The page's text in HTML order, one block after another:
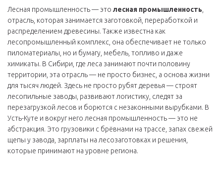
Лесная промышленность — это лесная промышленность
отрасль, которая занимается заготовкой, переработкой и
распределением древесины. Также известна как
лесопромышленный комплекс , она обеспечивает не только
пиломатериалы, но и бумагу, мебель, топливо и даже
химикаты. В Сибири, где леса занимают почти половину
территории, эта отрасль — не просто бизнес, а основа жизни
для тысяч людей. Здесь не просто рубят деревья — строят
лесопильные заводы, развивают логистику, следят за
перезагрузкой лесов и борются с незаконными вырубками. В
Усть-Куте и вокруг него лесная промышленность — это не
абстракция. Это грузовики с брёвнами на трассе, запах свежей
щепы у завода, зарплаты на лесозаготовках и решения,
которые принимают на уровне региона.